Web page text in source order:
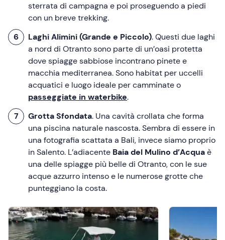
sterrata di campagna e poi proseguendo a piedi
con un breve trekking.
Laghi Alimini (Grande e Piccolo). Questi due laghi
a nord di Otranto sono parte di un’oasi protetta
dove spiagge sabbiose incontrano pinete e
macchia mediterranea. Sono habitat per uccelli
acquatici e luogo ideale per camminate o
passeggiate in waterbike.
Grotta Sfondata. Una cavità crollata che forma
una piscina naturale nascosta. Sembra di essere in
una fotografia scattata a Bali, invece siamo proprio
in Salento. L’adiacente Baia del Mulino d’Acquaè
una delle spiagge più belle di Otranto, con le sue
acque azzurro intenso e le numerose grotte che
punteggiano la costa.